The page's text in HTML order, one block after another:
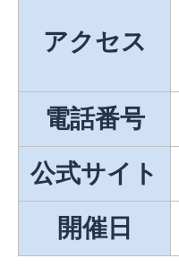
アクセス
電話番号
公式サイト
開催日